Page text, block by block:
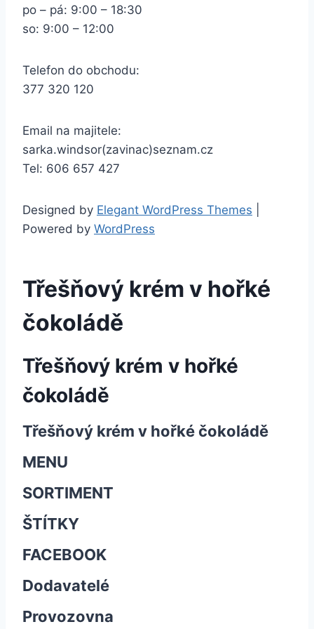
po – pá: 9:00 – 18:30
so: 9:00 – 12:00
Telefon do obchodu:
377 320 120
Email na majitele:
sarka.windsor(zavinac)seznam.cz
Tel: 606 657 427
Designed by Elegant WordPress Themes
Powered by WordPress
Třešňový krém v hořké
čokoládě
Třešňový krém v hořké
čokoládě
Třešňový krém v hořké čokoládě
MENU
SORTIMENT
ŠTÍTKY
FACEBOOK
Dodavatelé
Provozovna